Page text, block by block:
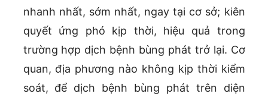
nhanh nhất, sớm nhất, ngay tại cơ sở; kiên
quyết ứng phó kịp thời, hiệu quả trong
trường hợp dịch bệnh bùng phát trở lại. Cơ
quan, địa phương nào không kịp thời kiểm
soát, để dịch bệnh bùng phát trên diện